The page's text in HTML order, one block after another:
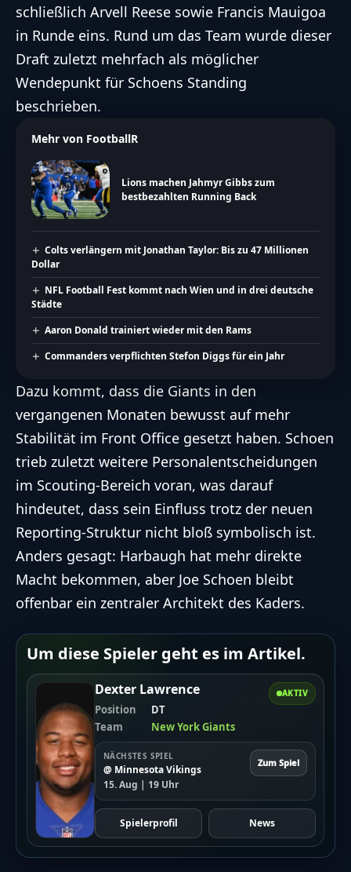
schließlich Arvell Reese sowie Francis Mauigoa
in Runde eins. Rund um das Team wurde dieser
Draft zuletzt mehrfach als möglicher
Wendepunkt für Schoens Standing
beschrieben.
Mehr von FootballR
Lions machen Jahmyr Gibbs zum
bestbezahlten Running Back
Colts verlängern mit Jonathan Taylor: Bis zu 47 Millionen
Dollar
NFL Football Fest kommt nach Wien und in drei deutsche
Städte
Aaron Donald trainiert wieder mit den Rams
Commanders verpflichten Stefon Diggs für ein Jahr
Dazu kommt, dass die Giants in den
vergangenen Monaten bewusst auf mehr
Stabilität im Front Office gesetzt haben. Schoen
trieb zuletzt weitere Personalentscheidungen
im Scouting-Bereich voran, was darauf
hindeutet, dass sein Einfluss trotz der neuen
Reporting-Struktur nicht bloß symbolisch ist.
Anders gesagt: Harbaugh hat mehr direkte
Macht bekommen, aber Joe Schoen bleibt
offenbar ein zentraler Architekt des Kaders.
Um diese Spieler geht es im Artikel.
AKTIV
Dexter Lawrence
Position
DT
Team
New York Giants
NÄCHSTES SPIEL
@ Minnesota Vikings
15. Aug | 19 Uhr
Zum Spiel
Spielerprofil News